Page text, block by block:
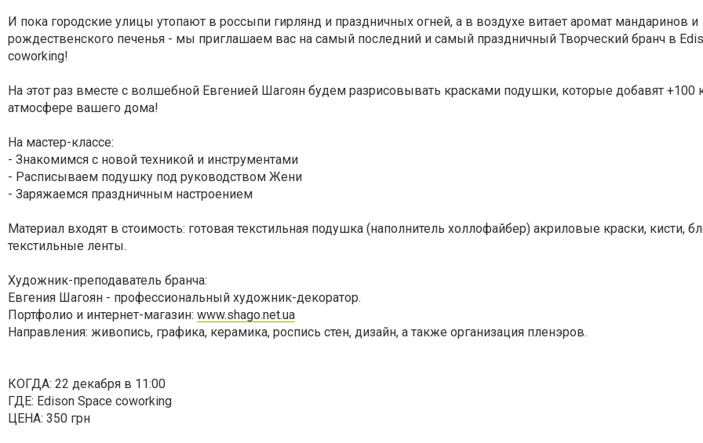
И пока городские улицы утопают в россыпи гирлянд и праздничных огней, а в воздухе витает аромат мандаринов и
рождественского печенья - мы приглашаем вас на самый последний и самый праздничный Творческий бранч в
coworking!
На этот раз вместе с волшебной Евгенией Шагоян будем разрисовывать красками подушки, которые добавят +100
атмосфере вашего дома!
На мастер-классе:
- Знакомимся с новой техникой и инструментами
- Расписываем подушку под руководством Жени
- Заряжаемся праздничным настроением
Материал входят в стоимость: готовая текстильная подушка (наполнитель холлофайбер) акриловые краски, кисти,
текстильные ленты.
Художник-преподаватель бранча:
Евгения Шагоян - профессиональный художник-декоратор.
Портфолио и интернет-магазин: www.shago.net.ua
Направления: живопись, графика, керамика, роспись стен, дизайн, а также организация пленэров.
КОГДА: 22 декабря в 11:00
ГДЕ: Edison Space coworking
ЦЕНА: 350 грн